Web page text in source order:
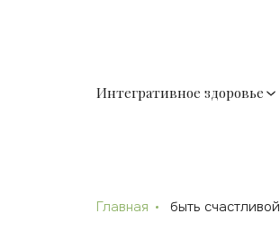
Интегративное здоровье
Главная быть счастливой